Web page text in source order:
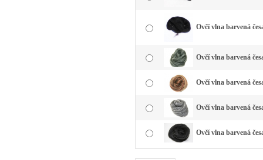
Ovčí vlna barvená
Ovčí vlna barvená
Ovčí vlna barvená
Ovčí vlna barvená
Ovčí vlna barvená